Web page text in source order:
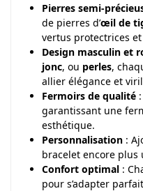
Pierres semi-
de pierres d’œil de
vertus protectrices
Design masculin et
jonc, ou perles,
allier élégance et
Fermoirs de qualité
garantissant une
esthétique.
Personnalisation :
bracelet encore
Confort optimal :
pour s’adapter